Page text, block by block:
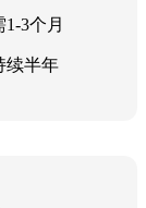
3个月
续半年